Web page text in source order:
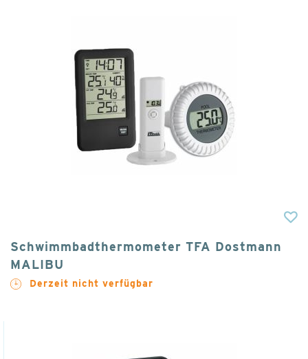
Schwimmbadthermometer TFA Dostmann
MALIBU
Derzeit nicht verfügbar